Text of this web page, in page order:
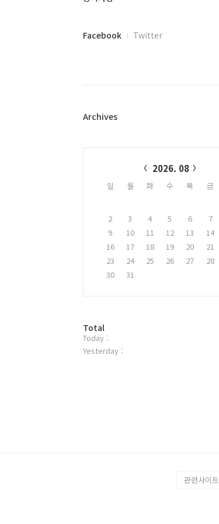
페
플
Facebook Twitter
Archives
2026. 08
일 월 화 수 목 금
2
3 4 5 6 7
9
10 11 12 13 14
16
17 18 19 20 21
23
24 25 26 27 28
30
31
방
문
자
Total
Today :
Yesterday :
관련사이트